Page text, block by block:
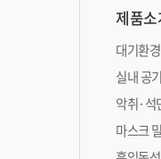
제품소
대기환
실내 공
악취·석
마스크